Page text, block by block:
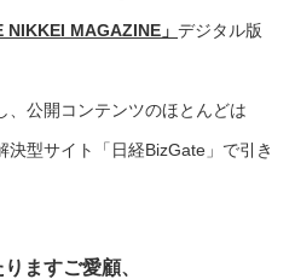
NIKKEI MAGAZINE」 デジタル版
、公開コンテンツのほとんどは
決型サイト「日経BizGate」で引き
ますご愛顧、